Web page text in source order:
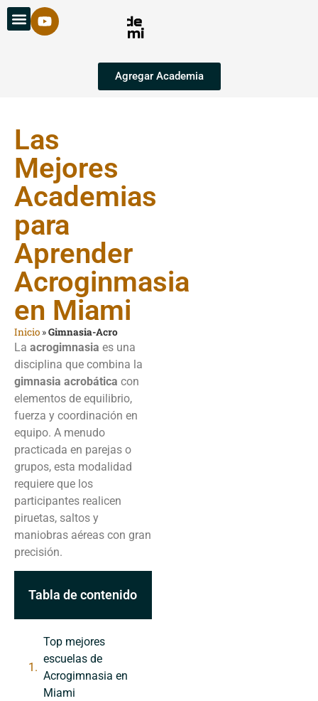
Agregar Academia
Las
Mejores
Academias
para
Aprender
Acroginmasia
en Miami
Inicio »Gimnasia-Acro
La acrogimnasia es una
disciplina que combina la
gimnasia acrobática con
elementos de equilibrio,
fuerza y coordinación en
equipo. A menudo
practicada en parejas o
grupos, esta modalidad
requiere que los
participantes realicen
piruetas, saltos y
maniobras aéreas con gran
precisión.
Tabla de contenido
Top mejores
escuelas de
Acrogimnasia en
Miami